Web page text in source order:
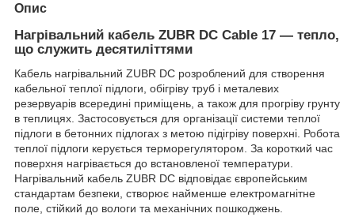
Опис
Нагрівальний кабель ZUBR DC Cable 17 — тепло,
що служить десятиліттями
Кабель нагрівальний ZUBR DC розроблений для створення
кабельної теплої підлоги, обігріву труб і металевих
резервуарів всередині приміщень, а також для прогріву грунту
в теплицях. Застосовується для організації системи теплої
підлоги в бетонних підлогах з метою підігріву поверхні. Робота
теплої підлоги керується терморегулятором. За короткий час
поверхня нагрівається до встановленої температури.
Нагрівальний кабель ZUBR DC відповідає європейським
стандартам безпеки, створює найменше електромагнітне
поле, стійкий до вологи та механічних пошкоджень.